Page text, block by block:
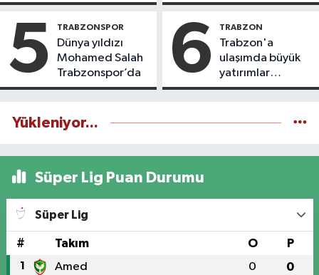
yaşatıyoruz
icazet aldı
5 TRABZONSPOR
Dünya yıldızı
Mohamed Salah
Trabzonspor’da
6 TRABZON
Trabzon'a
ulaşımda büyük
yatırımlar
yapılıyor
Yükleniyor...
Süper Lig Puan Durumu
Süper Lig
# Takım O P
1 Amed 0 0